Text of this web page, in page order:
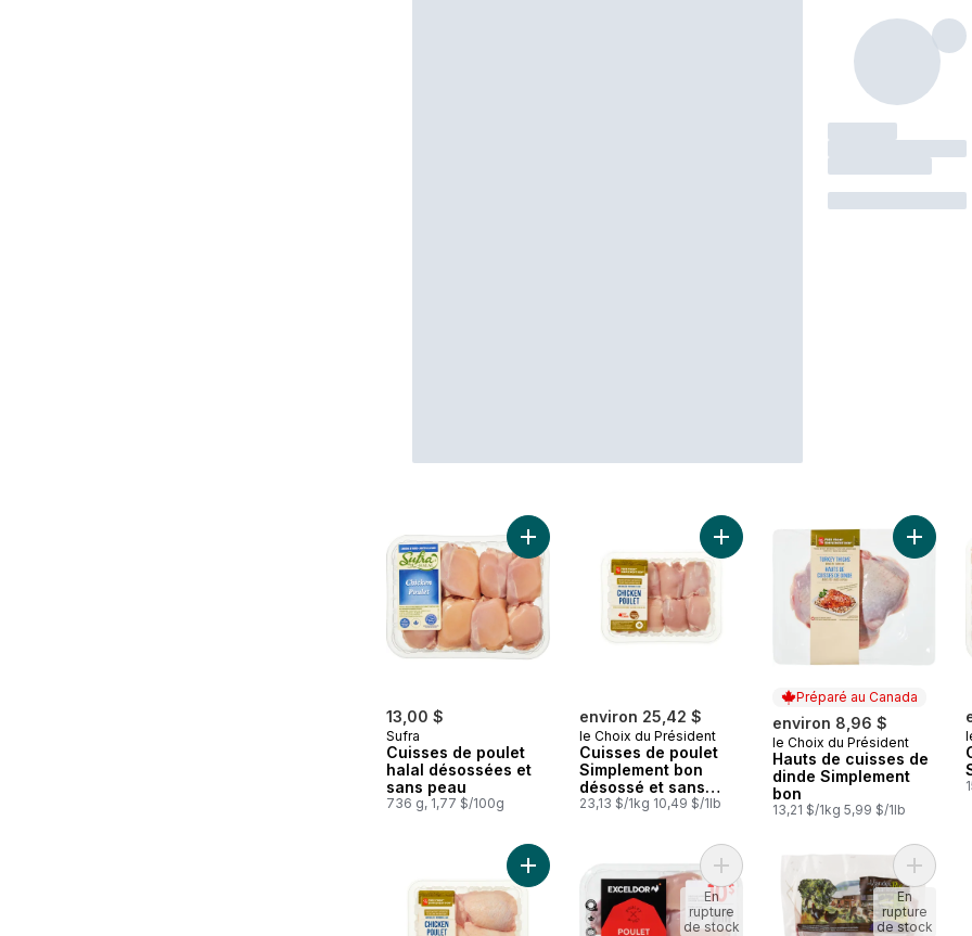
13,00 $
Sufra
Cuisses de poulet
halal désossées et
sans peau
736 g, 1,77 $/100g
Ajouter Cuisses de poulet halal désossées et sans peau au
environ 25,42 $
le Choix du Président
Cuisses de poulet
Simplement bon
désossé et sans
peau format club
23,13 $/1kg 10,49 $/1lb
Ajouter Cuisses de poulet
Préparé au Canada
environ 8,96 $
Préparé au Canada
le Choix du Président
Hauts de cuisses de
dinde Simplement
bon
13,21 $/1kg 5,99 $/1lb
Ajouter
Ajouter Simplement Bon Hauts de Cuisses de Poulet avec
Ajouter EXCEL HAUTS CUISSE
En
rupture
de stock
Ajouter
En
rupture
de stock